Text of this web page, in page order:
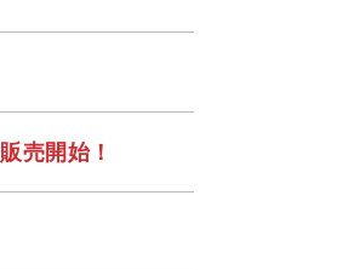
売開始！